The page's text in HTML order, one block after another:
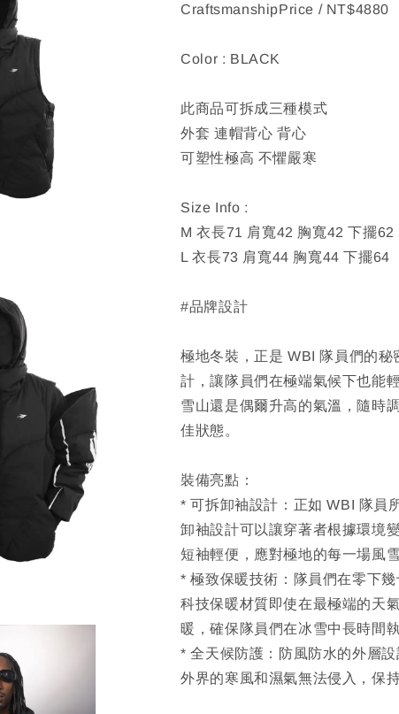
CraftsmanshipPrice / NT$4880
Color : BLACK
此商品可拆成三種模式
外套 連帽背心 背心
可塑性極高 不懼嚴寒
Size Info :
M 衣長71 肩寬42 胸寬42 下擺62
L 衣長73 肩寬44 胸寬44 下擺64
#品牌設計
極地冬裝，正是 WBI 隊員們的秘
計，讓隊員們在極端氣候下也能
雪山還是偶爾升高的氣溫，隨時
佳狀態。
裝備亮點：
* 可拆卸袖設計：正如 WBI 隊員
卸袖設計可以讓穿著者根據環境
短袖輕便，應對極地的每一場風雪
* 極致保暖技術：隊員們在零下
科技保暖材質即使在最極端的天
暖，確保隊員們在冰雪中長時間執
* 全天候防護：防風防水的外層設
外界的寒風和濕氣無法侵入，保